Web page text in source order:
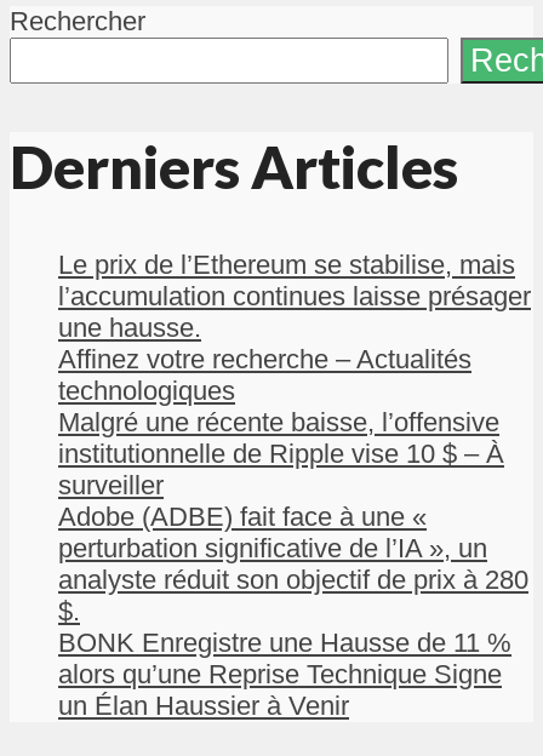
Rechercher
Derniers Articles
Le prix de l’Ethereum se stabilise, mais
l’accumulation continues laisse présager
une hausse.
Affinez votre recherche – Actualités
technologiques
Malgré une récente baisse, l’offensive
institutionnelle de Ripple vise 10 $ – À
surveiller
Adobe (ADBE) fait face à une «
perturbation significative de l’IA », un
analyste réduit son objectif de prix à 280
$.
BONK Enregistre une Hausse de 11 %
alors qu’une Reprise Technique Signe
un Élan Haussier à Venir